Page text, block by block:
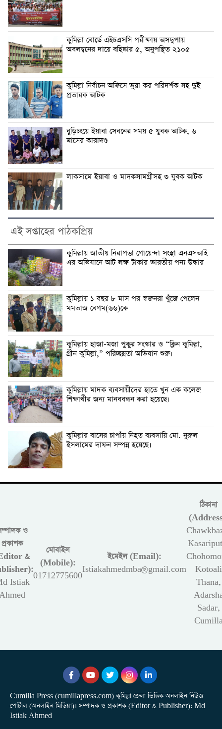
কুমিল্লা বোর্ডে এইচএসসি পরীক্ষায় অসদুপায়
অবলম্বনের দায়ে বহিষ্কার ৫, অনুপস্থিত ২১০৫
কুমিল্লা নির্বাচন অফিসে ভুয়া কর পরিদর্শক সহ দুই
প্রতারক আটক
বুড়িচংয়ে ইয়াবা সেবনের সময় ৫ যুবক আটক, ৬
মাসের কারাদণ্ড
লাকসামে ইয়াবা ও মাদকসামগ্রীসহ ৩ যুবক আটক
এই সপ্তাহের পাঠকপ্রিয়
কুমিল্লায় জাতীয় নিরাপত্তা গোয়েন্দা সংস্থা এনএসআই
এর অভিযানে আট লক্ষ টাকার ভারতীয় পন্য উদ্ধার
কুমিল্লায় ১ বছর ৮ মাস পর স্বজনরা খুঁজে পেলেন
মমতাজ বেগম(৬৬)কে
কুমিল্লায় হাজা-মজা পুকুর সংস্কার ও “ক্লিন কুমিল্লা,
গ্রীন কুমিল্লা,” পরিচ্ছন্নতা অভিযান শুরু।
কুমিল্লায় মাদক ব্যবসায়ীদের হাতে খুন এক কলেজ
শিক্ষার্থীর জন্য মানববন্ধন করা হয়েছে।
কুমিল্লার বাসের চাপাঁয় নিহত ব্যবসায়ি মো. নুরুল
ইসলামের দাফন সম্পন্ন হয়েছে।
ও
প্রকাশক
&
Istiak
মোবাইল
(Mobile):
01712775600
ইমেইল (Email):
Istiakahmedmba@gmail.com
ঠিকানা
Kotoali
Thana,
Sadar,
Cumilla Press (cumillapress.com) কুমিল্লা জেলা ভিত্তিক অনলাইন নিউজ
পোর্টাল (অনলাইন মিডিয়া)। সম্পাদক ও প্রকাশক (Editor & Publisher): Md
Istiak Ahmed